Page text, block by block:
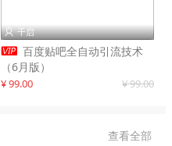
 千启
 百度贴吧全自动引流技术
（6月版）
¥ 99.00 ¥ 99.00
查看全部